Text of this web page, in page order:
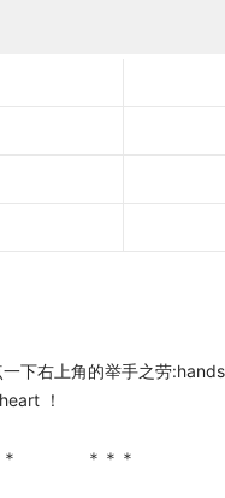
右上角的举手之劳
！
＊＊＊